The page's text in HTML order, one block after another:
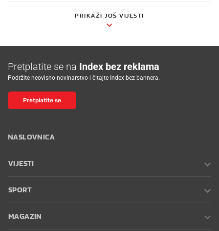
PRIKAŽI JOŠ VIJESTI
Pretplatite se na Index bez reklama
Podržite neovisno novinarstvo i čitajte Index bez bannera.
Pretplatite se
NASLOVNICA
VIJESTI
SPORT
MAGAZIN